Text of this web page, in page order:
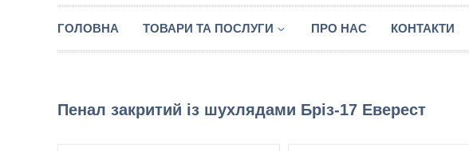
ГОЛОВНА ТОВАРИ ТА ПОСЛУГИ ПРО НАС КОНТАКТИ
Пенал закритий із шухлядами Бріз-17 Еверест